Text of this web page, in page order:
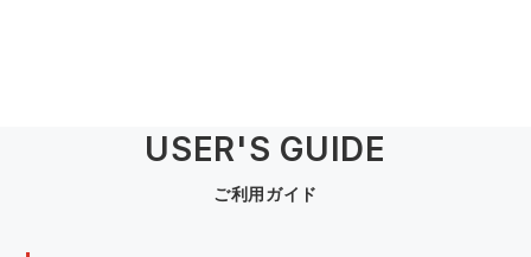
USER'S GUIDE
ご利用ガイド